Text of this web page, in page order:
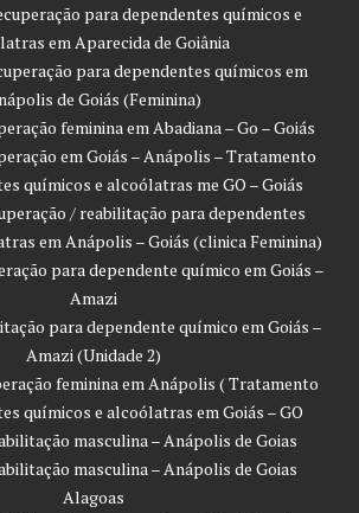
para dependentes químicos e
em Aparecida de Goiânia
para dependentes químicos em
de Goiás (Feminina)
feminina em Abadiana – Go – Goiás
em Goiás – Anápolis – Tratamento
químicos e alcoólatras me GO – Goiás
/ reabilitação para dependentes
em Anápolis – Goiás (clinica Feminina)
para dependente químico em Goiás –
Amazi
para dependente químico em Goiás –
Amazi (Unidade 2)
feminina em Anápolis ( Tratamento
químicos e alcoólatras em Goiás – GO
masculina – Anápolis de Goias
masculina – Anápolis de Goias
Alagoas